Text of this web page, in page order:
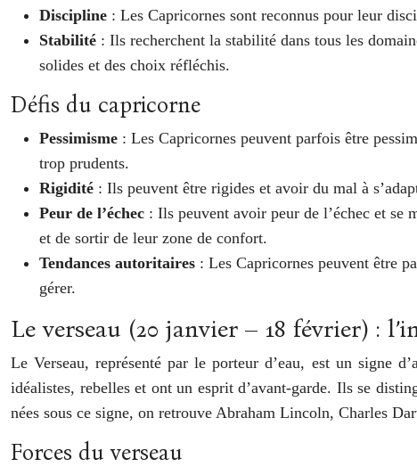
Discipline : Les Capricornes sont reconnus pour leur
Stabilité : Ils recherchent la stabilité dans tous les
solides et des choix réfléchis.
Défis du capricorne
Pessimisme : Les Capricornes peuvent parfois être
trop prudents.
Rigidité : Ils peuvent être rigides et avoir du mal à
Peur de l’échec : Ils peuvent avoir peur de l’échec et se
et de sortir de leur zone de confort.
Tendances autoritaires : Les Capricornes peuvent être
gérer.
Le verseau (20 janvier – 18 février) :
Le Verseau, représenté par le porteur d’eau, est un signe
idéalistes, rebelles et ont un esprit d’avant-garde. Ils se
nées sous ce signe, on retrouve Abraham Lincoln, Charles
Forces du verseau